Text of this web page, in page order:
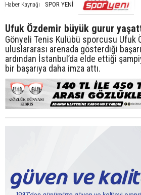
Haber Kaynağı SPOR YENİ
Ufuk Özdemir büyük gurur
Gönyeli Tenis Kulübü sporcusu Ufuk
uluslararası arenada gösterdiği
ardından İstanbul’da elde ettiği
bir başarıya daha imza attı.